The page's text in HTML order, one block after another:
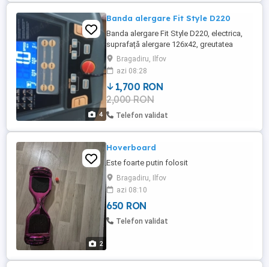
4
Banda alergare Fit Style D220
Banda alergare Fit Style D220, electrica,
suprafață alergare 126x42, greutatea
suportata 120 kg. Cu inclinare, 12
programe presetate, cheie de siguranta,
pliabila! Afișează puls, timp, inclinare,
viteză. Este foarte putin utilizată
Bragadiru, Ilfov
azi 08:28
1,700 RON
2,000 RON
Telefon validat
2
Hoverboard
Este foarte putin folosit
Bragadiru, Ilfov
azi 08:10
650 RON
Telefon validat